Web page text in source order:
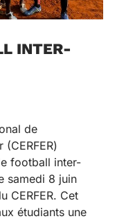
INTER-
de
football inter-
samedi 8 juin
CERFER. Cet
étudiants une